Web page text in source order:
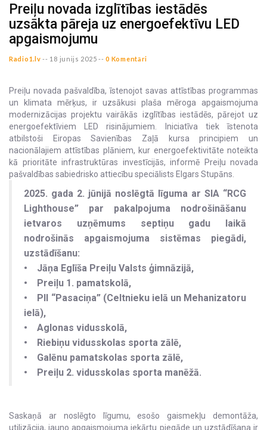
Preiļu novada izglītības iestādēs
uzsākta pāreja uz energoefektīvu LED
apgaismojumu
Radio1.lv -- 18 junijs 2025 -- 0 Komentāri
Preiļu novada pašvaldība, īstenojot savas attīstības programmas
un klimata mērķus, ir uzsākusi plaša mēroga apgaismojuma
modernizācijas projektu vairākās izglītības iestādēs, pārejot uz
energoefektīviem LED risinājumiem. Iniciatīva tiek īstenota
atbilstoši Eiropas Savienības Zaļā kursa principiem un
nacionālajiem attīstības plāniem, kur energoefektivitāte noteikta
kā prioritāte infrastruktūras investīcijās, informē Preiļu novada
pašvaldības sabiedrisko attiecību speciālists Elgars Stupāns.
2025. gada 2. jūnijā noslēgtā līguma ar SIA “RCG
Lighthouse” par pakalpojuma nodrošināšanu
ietvaros uzņēmums septiņu gadu laikā
nodrošinās apgaismojuma sistēmas piegādi,
uzstādīšanu:
• Jāņa Eglīša Preiļu Valsts ģimnāzijā,
• Preiļu 1. pamatskolā,
• PII “Pasaciņa” (Celtnieku ielā un Mehanizatoru
ielā),
• Aglonas vidusskolā,
• Riebiņu vidusskolas sporta zālē,
• Galēnu pamatskolas sporta zālē,
• Preiļu 2. vidusskolas sporta manēžā.
Saskaņā ar noslēgto līgumu, esošo gaismekļu demontāža,
utilizācija, jauno apgaismojuma iekārtu piegāde un uzstādīšana ir